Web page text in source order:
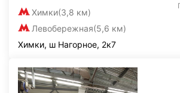
Химки(3,8 км)
Левобережная(5,6 км)
Химки, ш Нагорное, 2к7